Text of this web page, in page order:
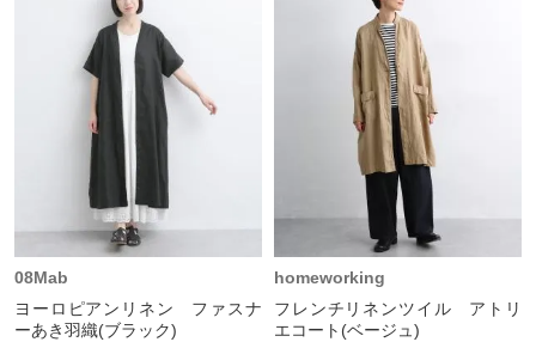
08Mab
ヨーロピアンリネン ファスナ
ーあき羽織(ブラック)
homeworking
フレンチリネンツイル アトリ
エコート(ベージュ)